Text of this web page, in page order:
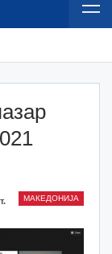
МАКЕДОНИЈА